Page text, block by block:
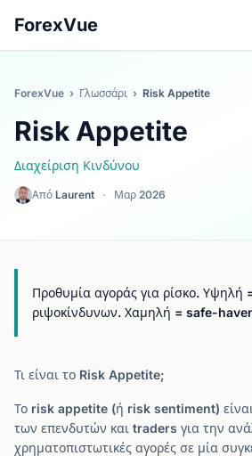
ForexVue
ForexVue › Γλωσσάρι › Risk Appetite
Risk Appetite
Διαχείριση Κινδύνου
Από Laurent · Μαρ 2026
Προθυμία αγοράς για ρίσκο. Υψηλή
ριψοκίνδυνων. Χαμηλή = safe-
Τι είναι το Risk Appetite;
Το risk appetite (ή risk sentiment)
των επενδυτών και traders για την
χρηματοπιστωτικές αγορές σε μία